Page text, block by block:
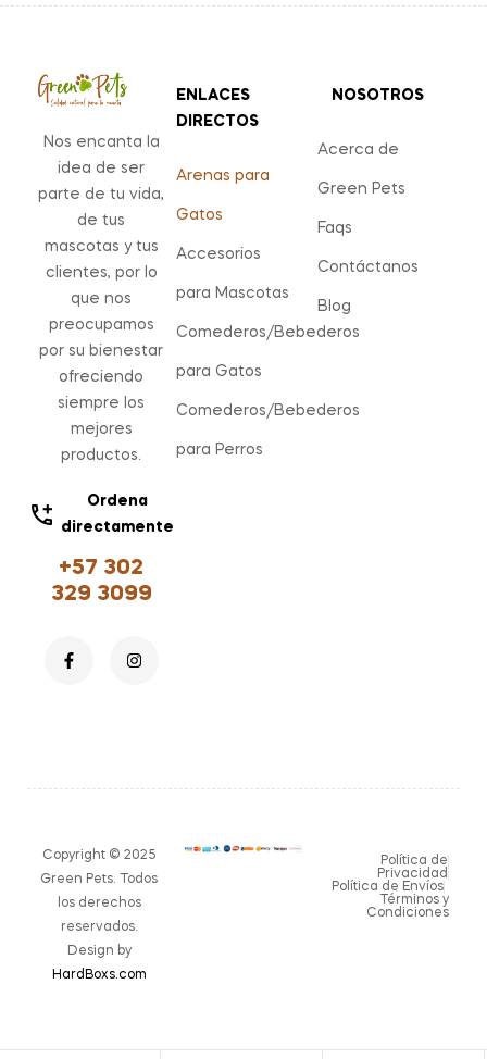
Nos encanta la
idea de ser
parte de tu vida,
de tus
mascotas y tus
clientes, por lo
que nos
preocupamos
por su bienestar
ofreciendo
siempre los
mejores
productos.
Ordena
directamente
+57 302
329 3099
ENLACES
DIRECTOS
Arenas para
Gatos
Accesorios
para Mascotas
Comederos/Bebederos
para Gatos
Comederos/Bebederos
para Perros
NOSOTROS
Acerca de
Green Pets
Faqs
Contáctanos
Blog
Copyright © 2025
Green Pets. Todos
los derechos
reservados.
Design by
HardBoxs.com
Política de
Privacidad
Política de Envíos
Términos y
Condiciones